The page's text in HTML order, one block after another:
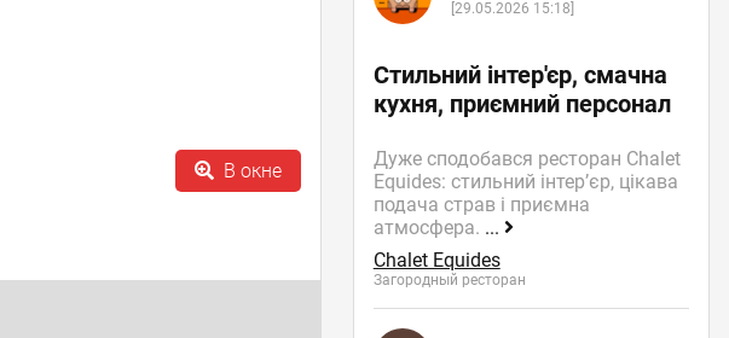
В окне
[29.05.2026 15:18]
Стильний інтер'єр, смачна
кухня, приємний персонал
Дуже сподобався ресторан Chalet
Equides: стильний інтер’єр, цікава
подача страв і приємна
атмосфера. ...
Chalet Equides
Загородный ресторан